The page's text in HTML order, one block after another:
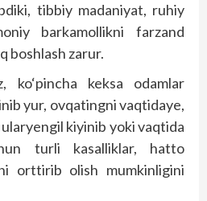
tibbiy madaniyat, ruhiy
barkamollikni farzand
boshlash zarur.
ko‘pincha keksa odamlar
yur, ovqatingni vaqtidaye,
ki­yinib yoki vaqtida
turli kasalliklar, hatto
orttirib olish mumkinligini